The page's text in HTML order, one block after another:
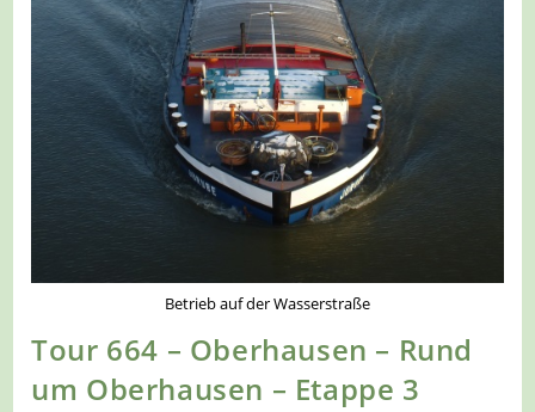
Betrieb auf der Wasserstraße
Tour 664 – Oberhausen – Rund
um Oberhausen – Etappe 3